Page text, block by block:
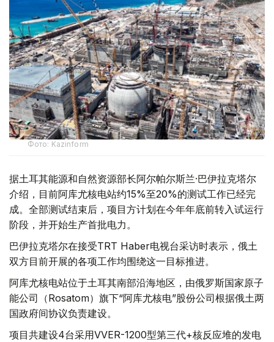
Фото: Kazinform
据土耳其能源和自然资源部长阿尔帕尔斯兰·巴伊拉克塔尔
介绍，目前阿库尤核电站约15%至20%的测试工作已经完
成。全部测试结束后，项目方计划在今年年底前转入试运行
阶段，并开始生产首批电力。
巴伊拉克塔尔在接受TRT Haber电视台采访时表示，俄土
双方目前开展的各项工作均围绕这一目标推进。
阿库尤核电站位于土耳其南部沿海地区，由俄罗斯国家原子
能公司（Rosatom）旗下“阿库尤核电”股份公司根据俄土两
国政府间协议负责建设。
项目共建设4台采用VVER-1200型第三代+核反应堆的发电